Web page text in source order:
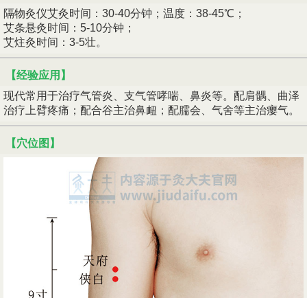
隔物灸仪艾灸时间：30-40分钟；温度：38-45℃；
艾条悬灸时间：5-10分钟；
艾炷灸时间：3-5壮。
【经验应用】
现代常用于治疗气管炎、支气管哮喘、鼻炎等。配肩髃、曲泽
治疗上臂疼痛；配合谷主治鼻衄；配臑会、气舍等主治瘿气。
【穴位图】